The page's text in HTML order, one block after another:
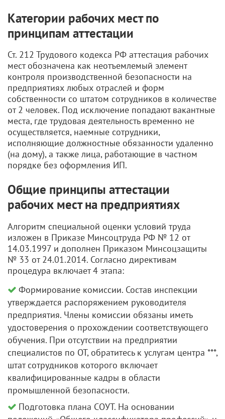
Категории рабочих мест по
принципам аттестации
Ст. 212 Трудового кодекса РФ аттестация рабочих
мест обозначена как неотъемлемый элемент
контроля производственной безопасности на
предприятиях любых отраслей и форм
собственности со штатом сотрудников в количестве
от 2 человек. Под исключение попадают вакантные
места, где трудовая деятельность временно не
осуществляется, наемные сотрудники,
исполняющие должностные обязанности удаленно
(на дому), а также лица, работающие в частном
порядке без оформления ИП.
Общие принципы аттестации
рабочих мест на предприятиях
Алгоритм специальной оценки условий труда
изложен в Приказе Минсоцтруда РФ № 12 от
14.03.1997 и дополнен Приказом Минсоцзащиты
№ 33 от 24.01.2014. Согласно директивам
процедура включает 4 этапа:
Формирование комиссии. Состав инспекции
утверждается распоряжением руководителя
предприятия. Члены комиссии обязаны иметь
удостоверения о прохождении соответствующего
обучения. При отсутствии на предприятии
специалистов по ОТ, обратитесь к услугам центра ***,
штат сотрудников которого включает
квалифицированные кадры в области
промышленной безопасности.
Подготовка плана СОУТ. На основании